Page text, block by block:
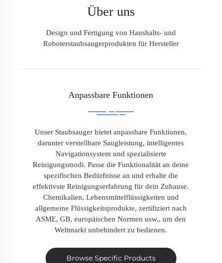
Über uns
Design und Fertigung von Haushalts- und
Roboterstaubsaugerprodukten für Hersteller
Anpassbare Funktionen
Unser Staubsauger bietet anpassbare Funktionen,
darunter verstellbare Saugleistung, intelligentes
Navigationsystem und spezialisierte
Reinigungsmodi. Passe die Funktionalität an deine
spezifischen Bedürfnisse an und erhalte die
effektivste Reinigungserfahrung für dein Zuhause.
Chemikalien, Lebensmittelflüssigkeiten und
allgemeine Flüssigkeitsprodukte, zertifiziert nach
ASME, GB, europäischen Normen usw., um den
Weltmarkt unbehindert zu bedienen.
Browse Specific Products